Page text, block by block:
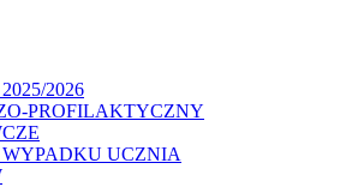
2026
PROFILAKTYCZNY
UCZNIA